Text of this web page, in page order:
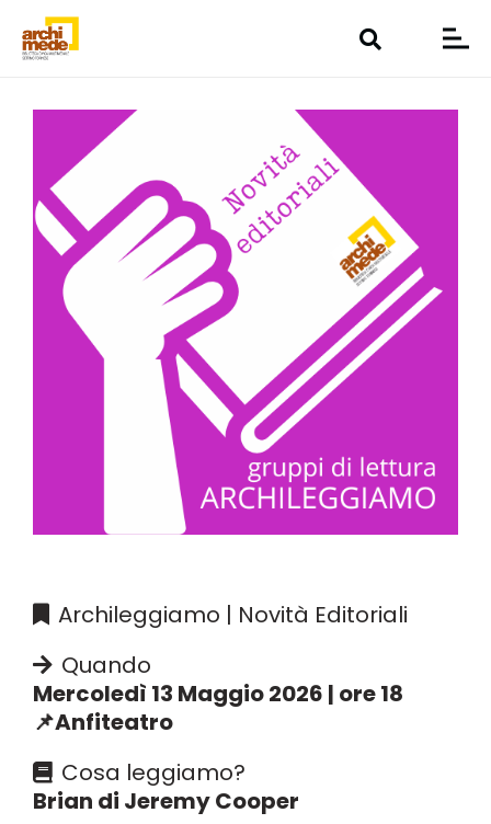
Archileggiamo | Novità Editoriali
Quando
Mercoledì 13 Maggio 2026 | ore 18
📌Anfiteatro
Cosa leggiamo?
Brian di Jeremy Cooper